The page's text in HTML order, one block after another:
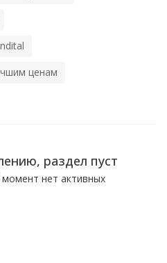
ценам
раздел пуст
нет активных